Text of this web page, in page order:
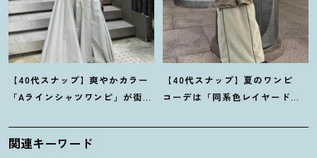
【40代スナップ】爽やかカラー
「Aラインシャツワンピ」が街で
さん
【40代スナップ】夏のワンピ
コーデは「同系色レイヤード」
さん
関連キーワード